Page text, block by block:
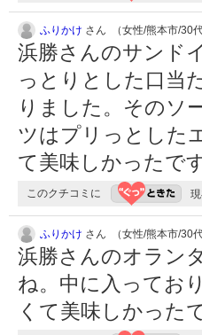
ふりかけ さん （女性/熊本市/30代
浜勝さんのサンド
っとりとした口当
りました。そのソ
ツはプリっとした
て美味しかったで
このクチコミに 現
ふりかけ さん （女性/熊本市/30代
浜勝さんのオラン
ね。中に入ってお
くて美味しかった